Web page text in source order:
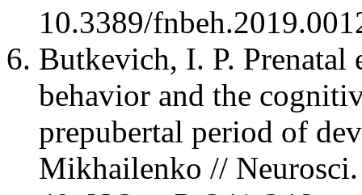
10.3389/
Butkevich, I. P.
behavior and the
prepubertal period of
Mikhailenko //